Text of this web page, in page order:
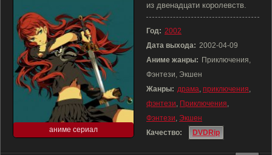
аниме сериал
из двенадцати королевств.
Год: 2002
Дата выхода: 2002-04-09
Аниме жанры: Приключения,
Фэнтези, Экшен
Жанры: драма, приключения,
фэнтези, Приключения,
Фэнтези, Экшен
Качество:
DVDRip